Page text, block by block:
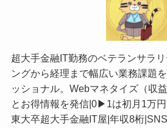
超大手金融IT勤務のベテランサラ
ングから経理まで幅広い業務課題
ッショナル。Webマネタイズ（収
とお得情報を発信|0▶︎1は初月1万
東大卒超大手金融IT屋|年収8桁